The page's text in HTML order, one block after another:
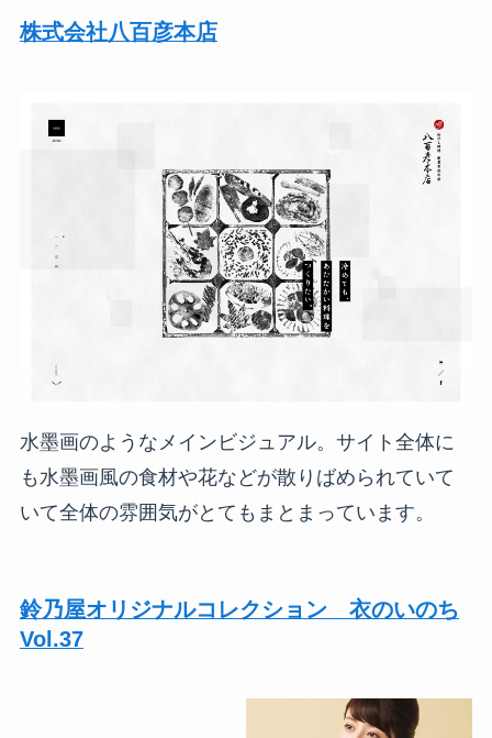
株式会社八百彦本店
水墨画のようなメインビジュアル。サイト全体に
も水墨画風の食材や花などが散りばめられていて
いて全体の雰囲気がとてもまとまっています。
鈴乃屋オリジナルコレクション 衣のいのち
Vol.37